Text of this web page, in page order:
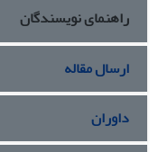
راهنمای نویسندگان
ارسال مقاله
داوران